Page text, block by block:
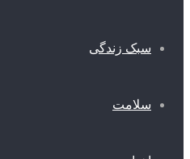
سبک زندگی
سلامت